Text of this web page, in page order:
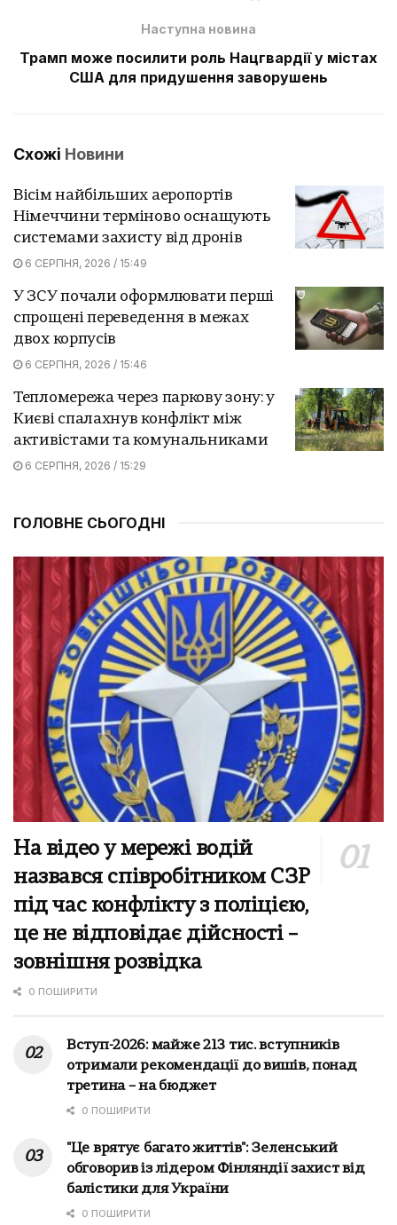
Наступна новина
Трамп може посилити роль Нацгвардії у містах
США для придушення заворушень
Схожі Новини
Вісім найбільших аеропортів
Німеччини терміново оснащують
системами захисту від дронів
6 СЕРПНЯ, 2026 / 15:49
У ЗСУ почали оформлювати перші
спрощені переведення в межах
двох корпусів
6 СЕРПНЯ, 2026 / 15:46
Тепломережа через паркову зону: у
Києві спалахнув конфлікт між
активістами та комунальниками
6 СЕРПНЯ, 2026 / 15:29
ГОЛОВНЕ СЬОГОДНІ
На відео у мережі водій
назвався співробітником СЗР
під час конфлікту з поліцією,
це не відповідає дійсності –
зовнішня розвідка
0 ПОШИРИТИ
Вступ-2026: майже 213 тис. вступників
отримали рекомендації до вишів, понад
третина – на бюджет
0 ПОШИРИТИ
"Це врятує багато життів": Зеленський
обговорив із лідером Фінляндії захист від
балістики для України
0 ПОШИРИТИ